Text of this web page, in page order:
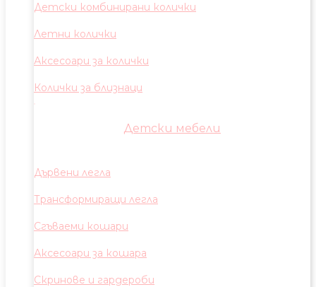
Детски комбинирани колички
Летни колички
Аксесоари за колички
Колички за близнаци
Детски мебели
Дървени легла
Трансформиращи легла
Сгъваеми кошари
Аксесоари за кошара
Скринове и гардероби